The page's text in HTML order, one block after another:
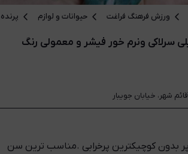
ورزش فرهنگ فراغت حیوانات و لوازم پرنده
سرلاکی ونرم خور فیشر و معمولی رنگ
شهر، خیابان جویبار
بدون کوچیکترین پرخرابی .مناسب ترین سن